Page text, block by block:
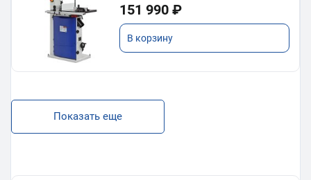
151 990 ₽
В корзину
Показать еще